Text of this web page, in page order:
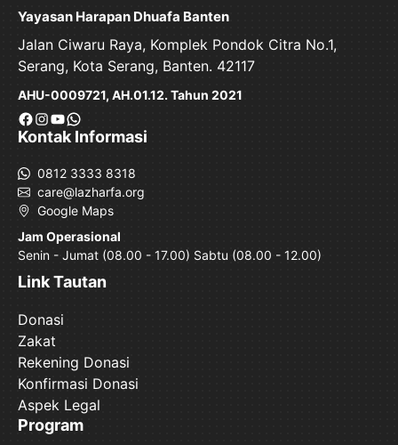
Yayasan Harapan Dhuafa Banten
Jalan Ciwaru Raya, Komplek Pondok Citra No.1,
Serang, Kota Serang, Banten. 42117
AHU-0009721, AH.01.12. Tahun 2021
Facebook
Instagram
YouTube
WhatsApp
Kontak Informasi
0812 3333 8318
care@lazharfa.org
Google Maps
Jam Operasional
Senin - Jumat (08.00 - 17.00) Sabtu (08.00 - 12.00)
Link Tautan
Donasi
Zakat
Rekening Donasi
Konfirmasi Donasi
Aspek Legal
Program